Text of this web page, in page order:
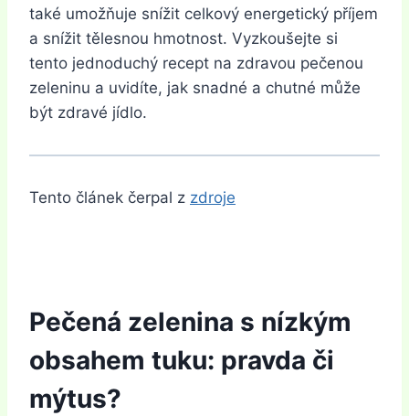
také umožňuje snížit celkový energetický příjem
a snížit tělesnou hmotnost. Vyzkoušejte si
tento jednoduchý recept na zdravou pečenou
zeleninu a uvidíte, jak snadné a chutné může
být zdravé jídlo.
Tento článek čerpal z zdroje
Pečená zelenina s nízkým
obsahem tuku: pravda či
mýtus?